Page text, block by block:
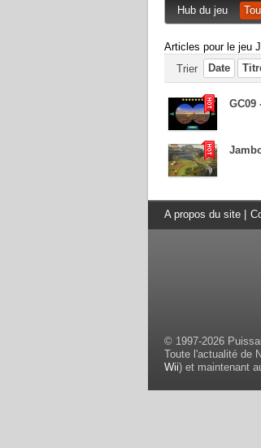
Hub du jeu
Articles pour le jeu
Trier
Date
GC09
A propos du site
© 1997-2026
Toute l'actualité de
Wii) et maintenant